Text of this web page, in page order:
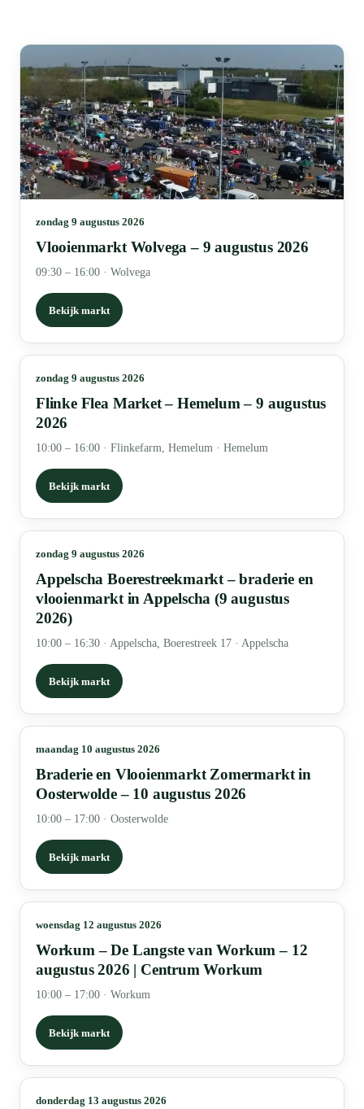
zondag 9 augustus 2026
Vlooienmarkt Wolvega – 9 augustus 2026
09:30 – 16:00 · Wolvega
Bekijk markt
zondag 9 augustus 2026
Flinke Flea Market – Hemelum – 9 augustus
2026
10:00 – 16:00 · Flinkefarm, Hemelum · Hemelum
Bekijk markt
zondag 9 augustus 2026
Appelscha Boerestreekmarkt – braderie en
vlooienmarkt in Appelscha (9 augustus
2026)
10:00 – 16:30 · Appelscha, Boerestreek 17 · Appelscha
Bekijk markt
maandag 10 augustus 2026
Braderie en Vlooienmarkt Zomermarkt in
Oosterwolde – 10 augustus 2026
10:00 – 17:00 · Oosterwolde
Bekijk markt
woensdag 12 augustus 2026
Workum – De Langste van Workum – 12
augustus 2026 | Centrum Workum
10:00 – 17:00 · Workum
Bekijk markt
donderdag 13 augustus 2026